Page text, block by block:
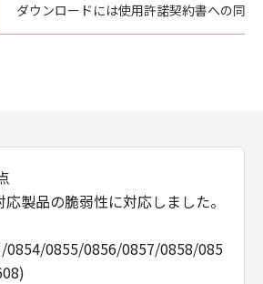
ダウンロードには使用許諾契約書への同意
製品の脆弱性に対応しました。
0854/0855/0856/0857/0858/085